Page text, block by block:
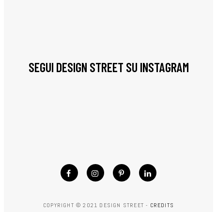
SEGUI DESIGN STREET SU INSTAGRAM
COPYRIGHT © 2021 DESIGN STREET - CREDITS